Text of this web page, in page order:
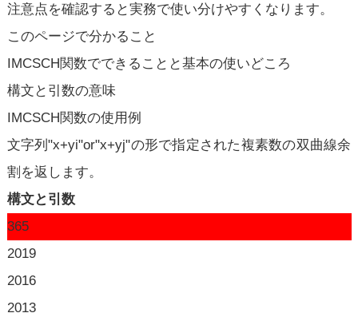
注意点を確認すると実務で使い分けやすくなります。
このページで分かること
IMCSCH関数でできることと基本の使いどころ
構文と引数の意味
IMCSCH関数の使用例
文字列"x+yi"or"x+yj"の形で指定された複素数の双曲線余
割を返します。
構文と引数
365
2019
2016
2013